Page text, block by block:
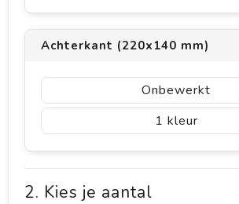
Achterkant (220x140 mm)
Onbewerkt
1
2. Kies je aantal